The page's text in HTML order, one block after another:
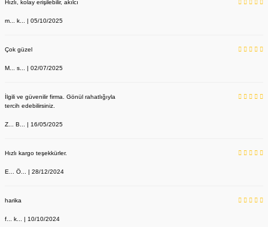
YENİ ÜRÜN
Labor Medikal Tekstil
Hızlı, kolay erişilebilir, akılcı
m... k... | 05/10/2025
Çok güzel
M... s... | 02/07/2025
İlgili ve güvenilir firma. Gönül rahatlığıyla
tercih edebilirsiniz.
Z... B... | 16/05/2025
Hızlı kargo teşekkürler.
E... Ö... | 28/12/2024
harika
f... k... | 10/10/2024